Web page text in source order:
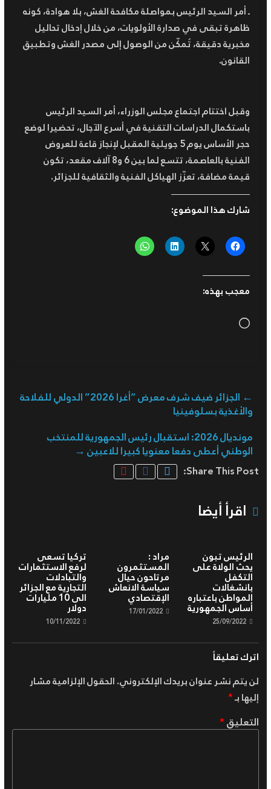
ـ أمر السيد الرئيس بمواصلة مكافحة الغش، بلا هوادة، كونه
ظاهرة تبقى في صدارة الأولويات، من خلال إدخال تحاليل
مخبرية دقيقة، تُمكّن من الوصول إلى مصدر الغش وتطبيق
القانون.
وقبل اختتام اجتماع مجلس الوزراء، أمر السيد الرئيس
باستكمال الدراسات التقنية في أسرع الآجال، تحضيرا لوضع
حجر الأساس يوم 5 جويلية المقبل لإنجاز قاعة للعروض
الفنية بالعاصمة، تتسع لما بين 6 و8 آلاف مقعد، تكون
قيمة مضافة، تعزّز الهياكل الفنية والثقافية للجزائر.
شارك هذا الموضوع:
معجب بهذه:
Loading…
← الجزائر ضيف شرف معرض “أغرا 2026” الدولي للفلاحة
والأغذية بسلوفينيا
مونديال 2026: استقبال رئيس الجمهورية للمنتخب
الوطني أعطى دفعا معنويا كبيرا للاعبين →
Share This Post:
اقرأ أيضا
الرئيس تبون
يحث الولاة على
التكفل
بانشغالات
المواطن باعتباره
أساس الجمهورية
25/09/2022
مراد :
المستثمرون
مرتاحون حيال
سياسة الانعاش
الإقتصادي
17/01/2022
تركيا تسعى
لرفع الاستثمارات
والتبادلات
التجارية مع الجزائر
الى 10 مليارات
دولار
10/11/2022
اترك تعليقاً
لن يتم نشر عنوان بريدك الإلكتروني.الحقول الإلزامية مشار
إليها بـ*
التعليق*